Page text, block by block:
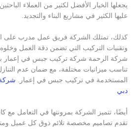
يجعلها الخيار الأفضل لكثير من العملاء
عليها الكثير في مشاريع البناء والتجديد.
كذلك، تمتلك الشركة فريق عمل مدرب على
وتقنيات التركيب التي تضمن دقة العمل
شركة الرحمة شركة تركيب جبس في إعمار
تناسب ميزانيات مختلفة، مع ضمان عدم
المستخدمة في تركيب جبس في إعمار.
دبي
أيضًا، تتميز الشركة بمرونتها في التعامل مع
تقدم تصاميم مخصصة تلائم ذوق كل عميل